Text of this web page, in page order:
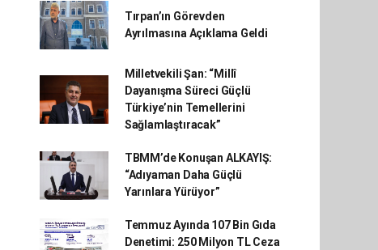
Tırpan’ın Görevden
Ayrılmasına Açıklama Geldi
Milletvekili Şan: “Millî
Dayanışma Süreci Güçlü
Türkiye’nin Temellerini
Sağlamlaştıracak”
TBMM’de Konuşan ALKAYIŞ:
“Adıyaman Daha Güçlü
Yarınlara Yürüyor”
Temmuz Ayında 107 Bin Gıda
Denetimi: 250 Milyon TL Ceza